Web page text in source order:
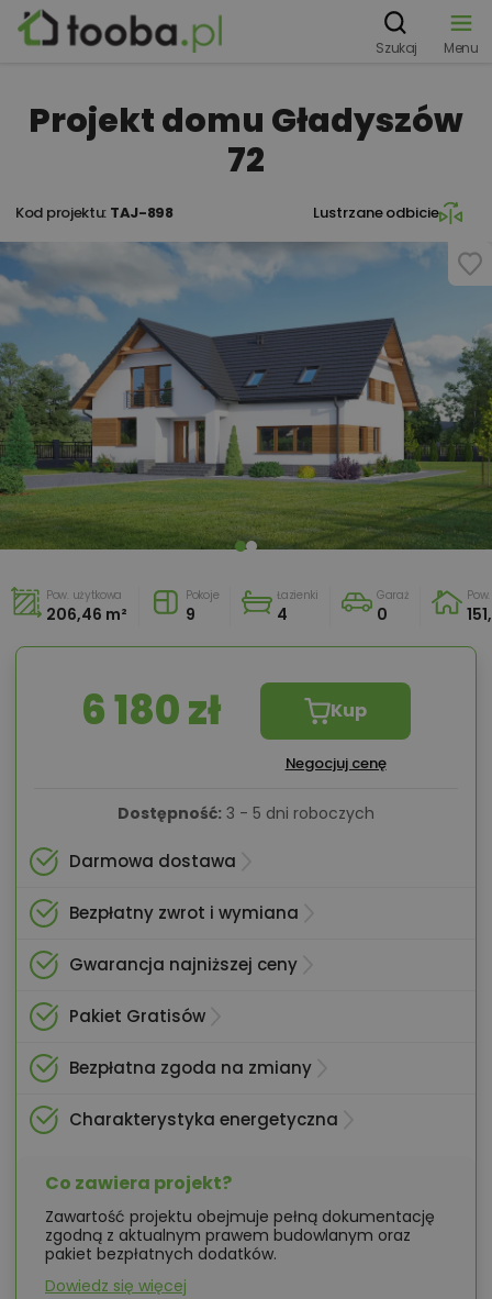
Szukaj Menu
Projekt domu Gładyszów
72
Kod projektu: TAJ-898 Lustrzane odbicie
Pow. użytkowa
206,46 m²
Pokoje
9
Łazienki
4
Garaż
0
6 180 zł Kup
Negocjuj cenę
Dostępność: 3 - 5 dni roboczych
Darmowa dostawa
Bezpłatny zwrot i wymiana
Gwarancja najniższej ceny
Pakiet Gratisów
Bezpłatna zgoda na zmiany
Charakterystyka energetyczna
Co zawiera projekt?
Zawartość projektu obejmuje pełną dokumentację
zgodną z aktualnym prawem budowlanym oraz
pakiet bezpłatnych dodatków.
Dowiedz się więcej